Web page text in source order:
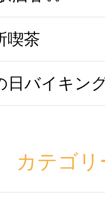
茶
バイキン
カテゴリ